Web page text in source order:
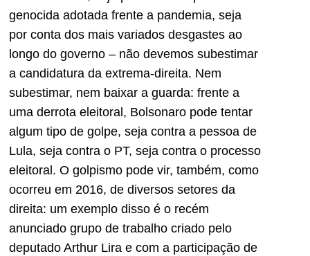
genocida adotada frente a pandemia, seja
por conta dos mais variados desgastes ao
longo do governo – não devemos subestimar
a candidatura da extrema-direita. Nem
subestimar, nem baixar a guarda: frente a
uma derrota eleitoral, Bolsonaro pode tentar
algum tipo de golpe, seja contra a pessoa de
Lula, seja contra o PT, seja contra o processo
eleitoral. O golpismo pode vir, também, como
ocorreu em 2016, de diversos setores da
direita: um exemplo disso é o recém
anunciado grupo de trabalho criado pelo
deputado Arthur Lira e com a participação de